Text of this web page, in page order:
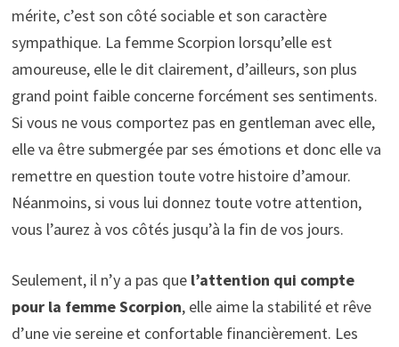
mérite, c’est son côté sociable et son caractère
sympathique. La femme Scorpion lorsqu’elle est
amoureuse, elle le dit clairement, d’ailleurs, son plus
grand point faible concerne forcément ses sentiments.
Si vous ne vous comportez pas en gentleman avec elle,
elle va être submergée par ses émotions et donc elle va
remettre en question toute votre histoire d’amour.
Néanmoins, si vous lui donnez toute votre attention,
vous l’aurez à vos côtés jusqu’à la fin de vos jours.
Seulement, il n’y a pas que l’attention qui compte
pour la femme Scorpion, elle aime la stabilité et rêve
d’une vie sereine et confortable financièrement. Les